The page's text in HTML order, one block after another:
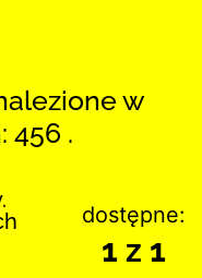
w
456 .
dostępne:
1 z 1